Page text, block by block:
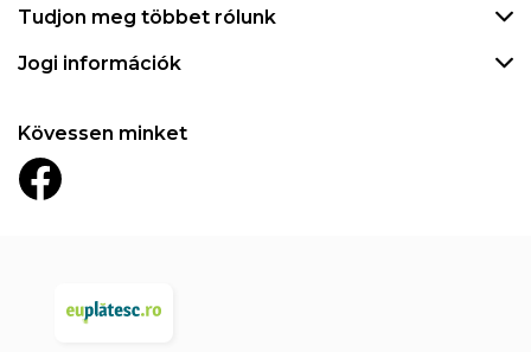
Tudjon meg többet rólunk
Jogi információk
Kövessen minket